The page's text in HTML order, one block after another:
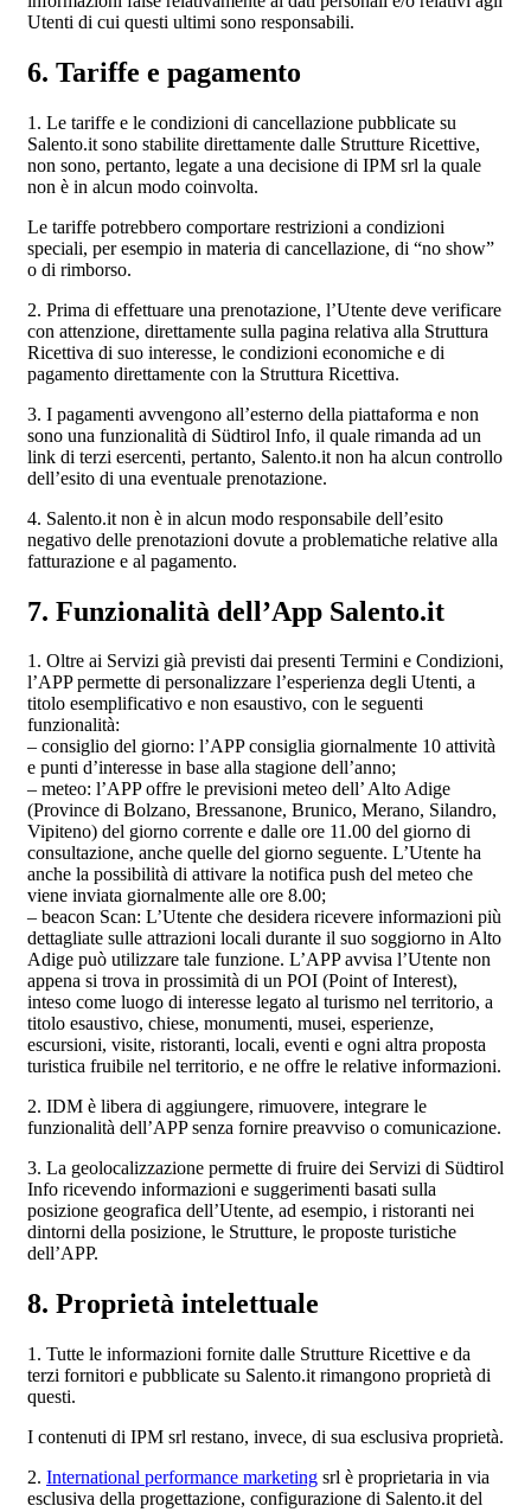
Utenti di cui questi ultimi sono responsabili.
6. Tariffe e pagamento
1. Le tariffe e le condizioni di cancellazione pubblicate su
Salento.it sono stabilite direttamente dalle Strutture Ricettive,
non sono, pertanto, legate a una decisione di IPM srl la quale
non è in alcun modo coinvolta.
Le tariffe potrebbero comportare restrizioni a condizioni
speciali, per esempio in materia di cancellazione, di “no show”
o di rimborso.
2. Prima di effettuare una prenotazione, l’Utente deve verificare
con attenzione, direttamente sulla pagina relativa alla Struttura
Ricettiva di suo interesse, le condizioni economiche e di
pagamento direttamente con la Struttura Ricettiva.
3. I pagamenti avvengono all’esterno della piattaforma e non
sono una funzionalità di Südtirol Info, il quale rimanda ad un
link di terzi esercenti, pertanto, Salento.it non ha alcun controllo
dell’esito di una eventuale prenotazione.
4. Salento.it non è in alcun modo responsabile dell’esito
negativo delle prenotazioni dovute a problematiche relative alla
fatturazione e al pagamento.
7. Funzionalità dell’App Salento.it
1. Oltre ai Servizi già previsti dai presenti Termini e Condizioni,
l’APP permette di personalizzare l’esperienza degli Utenti, a
titolo esemplificativo e non esaustivo, con le seguenti
funzionalità:
– consiglio del giorno: l’APP consiglia giornalmente 10 attività
e punti d’interesse in base alla stagione dell’anno;
– meteo: l’APP offre le previsioni meteo dell’ Alto Adige
(Province di Bolzano, Bressanone, Brunico, Merano, Silandro,
Vipiteno) del giorno corrente e dalle ore 11.00 del giorno di
consultazione, anche quelle del giorno seguente. L’Utente ha
anche la possibilità di attivare la notifica push del meteo che
viene inviata giornalmente alle ore 8.00;
– beacon Scan: L’Utente che desidera ricevere informazioni più
dettagliate sulle attrazioni locali durante il suo soggiorno in Alto
Adige può utilizzare tale funzione. L’APP avvisa l’Utente non
appena si trova in prossimità di un POI (Point of Interest),
inteso come luogo di interesse legato al turismo nel territorio, a
titolo esaustivo, chiese, monumenti, musei, esperienze,
escursioni, visite, ristoranti, locali, eventi e ogni altra proposta
turistica fruibile nel territorio, e ne offre le relative informazioni.
2. IDM è libera di aggiungere, rimuovere, integrare le
funzionalità dell’APP senza fornire preavviso o comunicazione.
3. La geolocalizzazione permette di fruire dei Servizi di Südtirol
Info ricevendo informazioni e suggerimenti basati sulla
posizione geografica dell’Utente, ad esempio, i ristoranti nei
dintorni della posizione, le Strutture, le proposte turistiche
dell’APP.
8. Proprietà intelettuale
1. Tutte le informazioni fornite dalle Strutture Ricettive e da
terzi fornitori e pubblicate su Salento.it rimangono proprietà di
questi.
I contenuti di IPM srl restano, invece, di sua esclusiva proprietà.
2. International performance marketing srl è proprietaria in via
esclusiva della progettazione, configurazione di Salento.it del